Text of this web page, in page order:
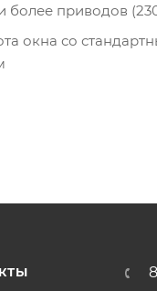
более приводов
окна со